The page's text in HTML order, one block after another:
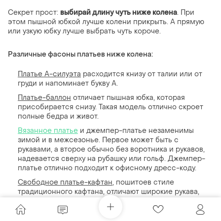
Секрет прост: выбирай длину чуть ниже колена. При
этом пышной юбкой лучше колени прикрыть. А прямую
или узкую юбку лучше выбрать чуть короче.
Различные фасоны платьев ниже колена:
Платье А-силуэта расходится книзу от талии или от
груди и напоминает букву А.
Платье-баллон отличает пышная юбка, которая
присобирается снизу. Такая модель отлично скроет
полные бедра и живот.
Вязанное платье и джемпер-платье незаменимы
зимой и в межсезонье. Первое может быть с
рукавами, а второе обычно без воротника и рукавов,
надевается сверху на рубашку или гольф. Джемпер-
платье отлично подходит к офисному дресс-коду.
Свободное платье-кафтан, пошитоев стиле
традиционного кафтана, отличают широкие рукава,
пояс и V-образный вырез. Но в отличие от
классического кафтана, может быть длиной до колена